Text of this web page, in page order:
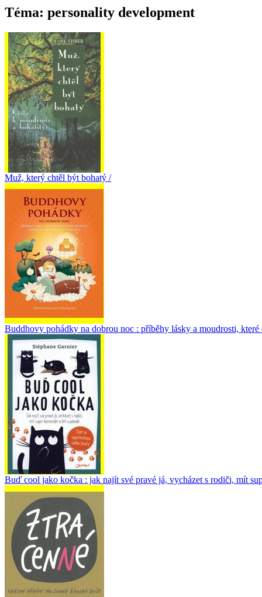
Téma: personality development
Muž, který chtěl být bohatý /
Buddhovy pohádky na dobrou noc : příběhy lásky a moudrosti,
Buď cool jako kočka : jak najít své pravé já, vycházet s rodiči, mít